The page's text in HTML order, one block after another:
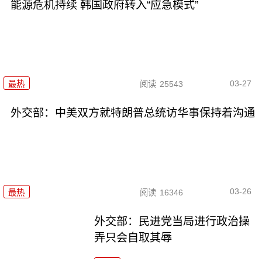
能源危机持续 韩国政府转入“应急模式”
最热 阅读 25543 03-27
外交部：中美双方就特朗普总统访华事保持着沟通
最热 阅读 16346 03-26
外交部：民进党当局进行政治操
弄只会自取其辱